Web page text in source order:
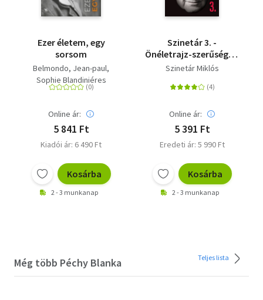
Ezer életem, egy
sorsom
Belmondo, Jean-paul
Sophie Blandiniéres
Online ár:
5 841 Ft
Kiadói ár: 6 490 Ft
Kosárba
2 - 3 munkanap
Szinetár 3. -
Önéletrajz-szerűség és
egyebek
Szinetár Miklós
Online ár:
5 391 Ft
Eredeti ár: 5 990 Ft
Kosárba
2 - 3 munkanap
Még több Péchy Blanka Teljes lista